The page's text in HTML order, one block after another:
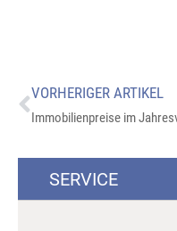
VORHERIGER ARTIKEL
SERVICE